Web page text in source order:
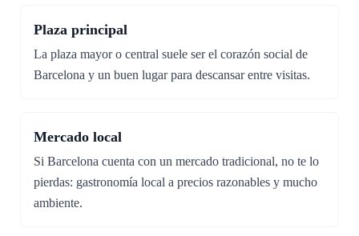
Plaza principal
La plaza mayor o central suele ser el corazón social de
Barcelona y un buen lugar para descansar entre visitas.
Mercado local
Si Barcelona cuenta con un mercado tradicional, no te lo
pierdas: gastronomía local a precios razonables y mucho
ambiente.